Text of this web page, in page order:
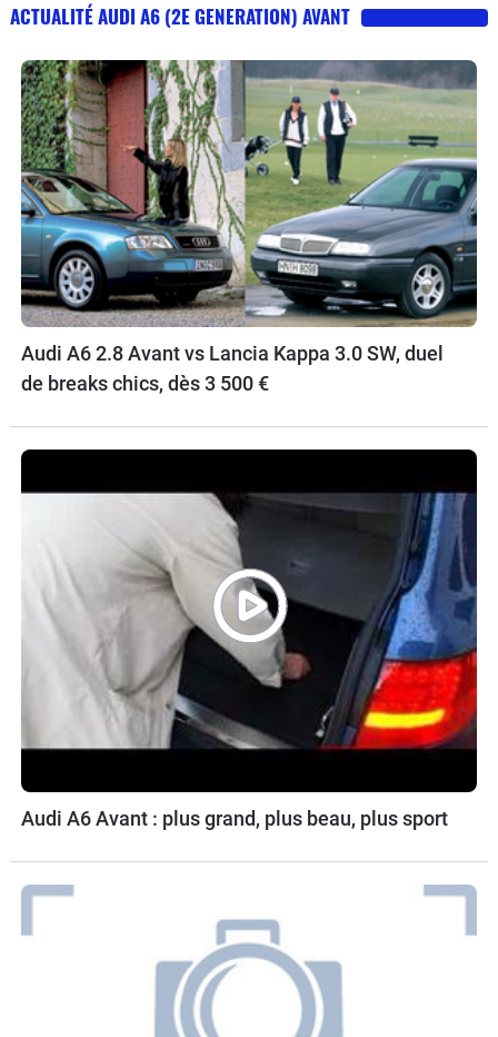
ACTUALITÉ AUDI A6 (2E GENERATION) AVANT
Audi A6 2.8 Avant vs Lancia Kappa 3.0 SW, duel
de breaks chics, dès 3 500 €
Audi A6 Avant : plus grand, plus beau, plus sport